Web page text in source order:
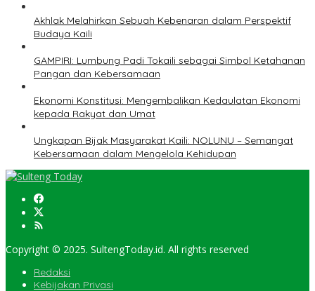
Akhlak Melahirkan Sebuah Kebenaran dalam Perspektif
Budaya Kaili
GAMPIRI: Lumbung Padi Tokaili sebagai Simbol Ketahanan
Pangan dan Kebersamaan
Ekonomi Konstitusi: Mengembalikan Kedaulatan Ekonomi
kepada Rakyat dan Umat
Ungkapan Bijak Masyarakat Kaili: NOLUNU – Semangat
Kebersamaan dalam Mengelola Kehidupan
Copyright © 2025. SultengToday.id. All rights reserved
Redaksi
Kebijakan Privasi